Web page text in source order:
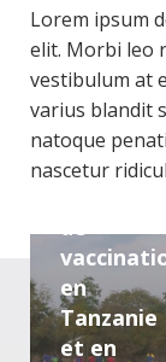
Lorem ipsum
elit. Morbi leo
vestibulum at
varius blandit
natoque
nascetur
Aborder
les
questions
de
de
de
en
Tanzanie
et en